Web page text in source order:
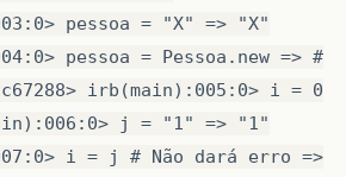
pessoa = "X" => "X"
pessoa = Pessoa.new => #
irb(main):005:0> i = 0
j = "1" => "1"
i = j # Não dará erro =>